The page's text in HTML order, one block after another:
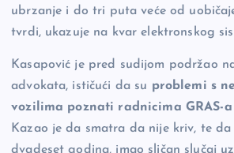
ubrzanje i do tri puta veće od
tvrdi, ukazuje na kvar elektronskog
Kasapović je pred sudijom podržao
advokata, ističući da su problemi s
vozilima poznati radnicima GRAS-
Kazao je da smatra da nije kriv, te
dvadeset godina, imao sličan slučaj